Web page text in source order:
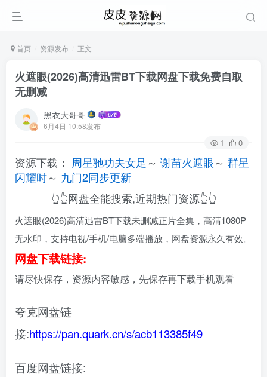
首页 资源发布 正文
火遮眼(2026)高清迅雷BT下载网盘下载免费自取
无删减
黑衣大哥哥
6月4日 10:58发布
1 0
资源下载： 周星驰功夫女足 ～ 谢苗火遮眼～ 群星
闪耀时～ 九门2同步更新
👆👆网盘全能搜索,近期热门资源👆👆
火遮眼(2026)高清迅雷BT下载未删减正片全集，高清1080P
无水印，支持电视/手机/电脑多端播放，网盘资源永久有效。
网盘下载链接:
请尽快保存，资源内容敏感，先保存再下载手机观看
夸克网盘链
接:https://pan.quark.cn/s/acb113385f49
百度网盘链接: